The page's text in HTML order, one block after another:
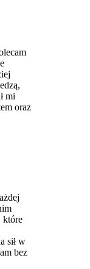
mi
oraz
które
sił w
bez